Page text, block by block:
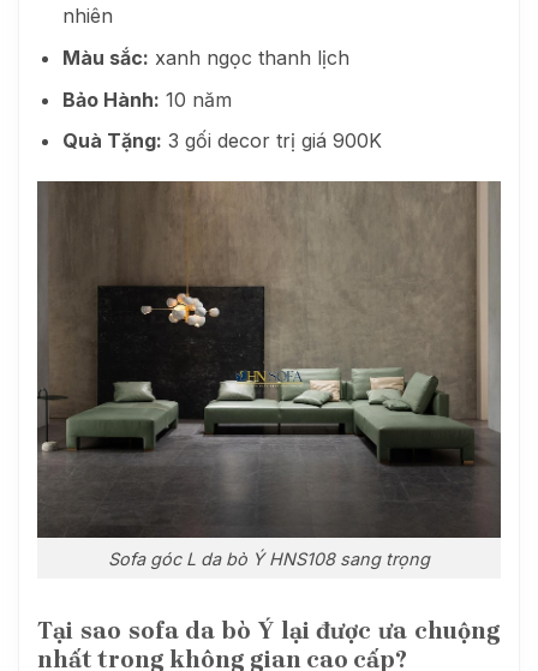
nhiên
Màu sắc: xanh ngọc thanh lịch
Bảo Hành: 10 năm
Quà Tặng: 3 gối decor trị giá 900K
Sofa góc L da bò Ý HNS108 sang trọng
Tại sao sofa da bò Ý lại được ưa chuộng
nhất trong không gian cao cấp?